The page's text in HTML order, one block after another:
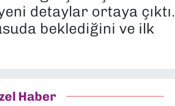
detaylar ortaya çıktı.
beklediğini ve ilk
Haber